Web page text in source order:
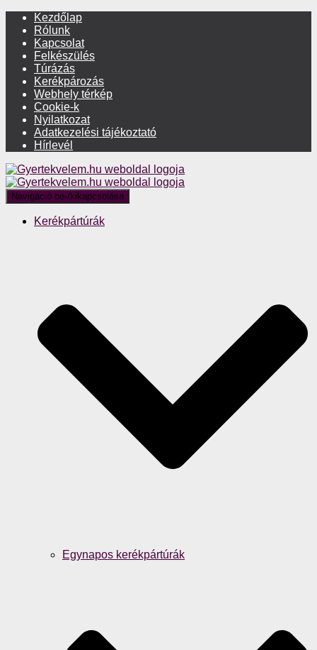
Kezdőlap
Rólunk
Kapcsolat
Felkészülés
Túrázás
Kerékpározás
Webhely térkép
Cookie-k
Nyilatkozat
Adatkezelési tájékoztató
Hírlevél
Navigáció be-/kikapcsolása
Kerékpártúrák
Egynapos kerékpártúrák